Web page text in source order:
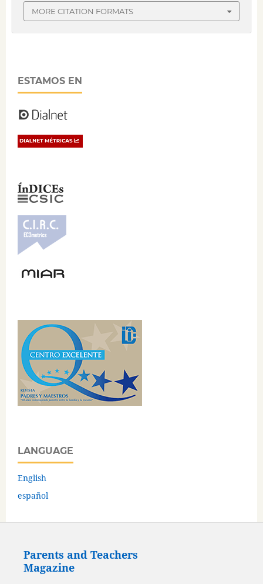
MORE CITATION FORMATS
ESTAMOS EN
LANGUAGE
English
español
Parents and Teachers
Magazine